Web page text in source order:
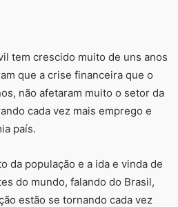
tem crescido muito de uns anos
que a crise financeira que o
não afetaram muito o setor da
cada vez mais emprego e
país.
da população e a ida e vinda de
do mundo, falando do Brasil,
estão se tornando cada vez